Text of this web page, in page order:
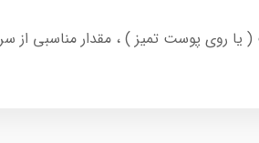
( یا روی پوست تمیز ) ، مقدار